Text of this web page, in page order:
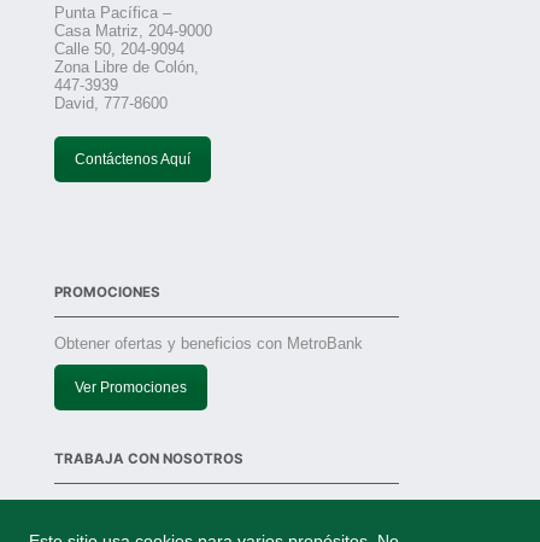
Punta Pacífica –
Casa Matriz, 204-9000
Calle 50, 204-9094
Zona Libre de Colón,
447-3939
David, 777-8600
Contáctenos Aquí
PROMOCIONES
Obtener ofertas y beneficios con MetroBank
Ver Promociones
TRABAJA CON NOSOTROS